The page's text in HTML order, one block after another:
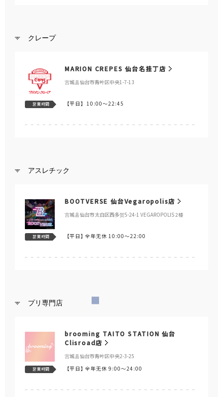
クレープ
MARION CREPES 仙台名挂丁店
宫城县仙台市青叶区中央1-7-13
営業時間 【平日】 10:00～22:45
アスレチック
BOOTVERSE 仙台Vegaropolis店
宫城县仙台市太白区西多贺5-24-1 VEGAROPOLIS 2楼
営業時間 【平日】全年无休 10:00～22:00
プリ専門店
brooming TAITO STATION 仙台
Clisroad店
宫城县仙台市青叶区中央2-3-25
営業時間 【平日】全年无休 9:00～24:00